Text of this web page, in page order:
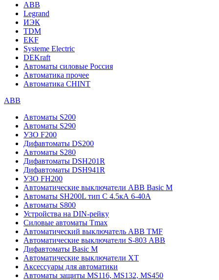
ABB
Legrand
ИЭК
TDM
EKF
Systeme Electric
DEKraft
Автоматы силовые Россия
Автоматика прочее
Автоматика CHINT
ABB
Автоматы S200
Автоматы S290
УЗО F200
Дифавтоматы DS200
Автоматы S280
Дифавтоматы DSH201R
Дифавтоматы DSH941R
УЗО FH200
Автоматические выключатели ABB Basic M
Автоматы SH200L тип С 4.5кА 6-40А
Автоматы S800
Устройства на DIN-рейку
Силовые автоматы Tmax
Автоматический выключатель ABB TMF
Автоматические выключатели S-803 АВВ
Дифавтоматы Basic M
Автоматические выключатели XT
Аксессуары для автоматики
Автоматы защиты MS116, MS132, MS450